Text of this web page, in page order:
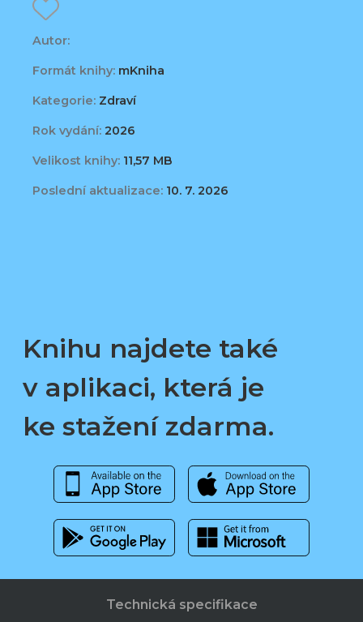
Autor:
Formát knihy: mKniha
Kategorie: Zdraví
Rok vydání: 2026
Velikost knihy: 11,57 MB
Poslední aktualizace: 10. 7. 2026
Knihu najdete také
v aplikaci, která je
ke stažení zdarma.
Technická specifikace